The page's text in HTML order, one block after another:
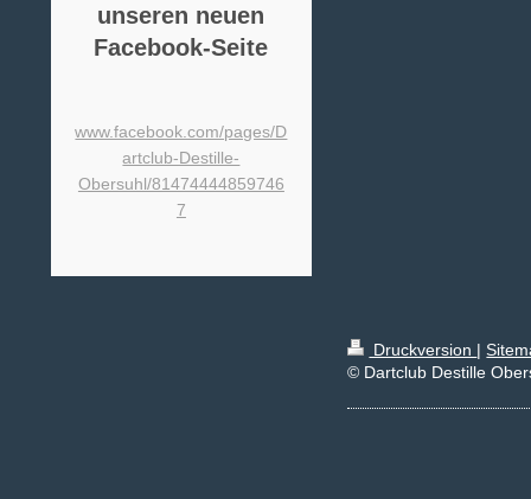
unseren neuen
Facebook-Seite
www.facebook.com/pages/D
artclub-Destille-
Obersuhl/81474444859746
7
Druckversion |
© Dartclub Destille